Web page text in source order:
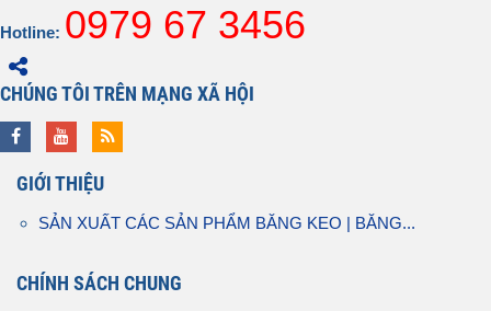
Hotline: 0979 67 3456
CHÚNG TÔI TRÊN MẠNG XÃ HỘI
GIỚI THIỆU
SẢN XUẤT CÁC SẢN PHẨM BĂNG KEO | BĂNG...
CHÍNH SÁCH CHUNG